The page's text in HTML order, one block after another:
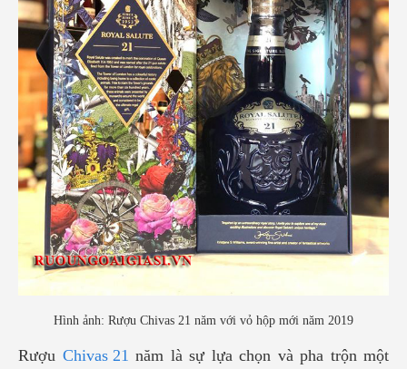
Hình ảnh: Rượu Chivas 21 năm với vỏ hộp mới năm 2019
Rượu Chivas 21 năm là sự lựa chọn và pha trộn một